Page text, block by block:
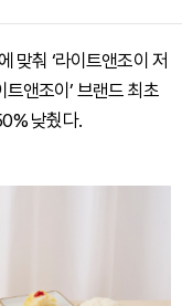
맞춰 ‘라이트앤조이 저
트앤조이’ 브랜드 최초
낮췄다.